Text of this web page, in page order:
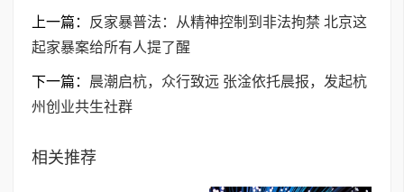
上一篇：
反家暴普法：从精神控制到非法拘禁 北京这
起家暴案给所有人提了醒
下一篇： 晨潮启杭，众行致远 张淦依托晨报，发起杭
州创业共生社群
相关推荐